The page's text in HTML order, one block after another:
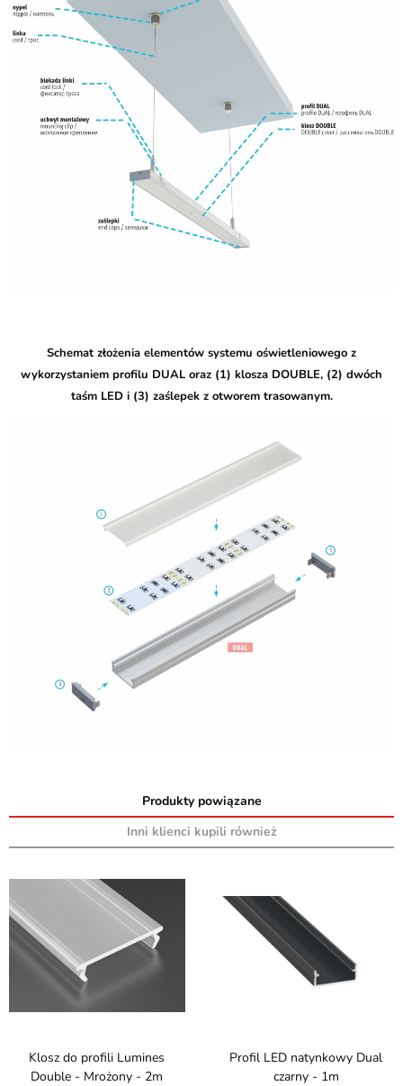
Schemat złożenia elementów systemu oświetleniowego z
wykorzystaniem profilu DUAL oraz (1) klosza DOUBLE, (2) dwóch
taśm LED i (3) zaślepek z otworem trasowanym.
Produkty powiązane
Inni klienci kupili również
Klosz do profili Lumines
Double - Mrożony - 2m
Profil LED natynkowy Dual
czarny - 1m